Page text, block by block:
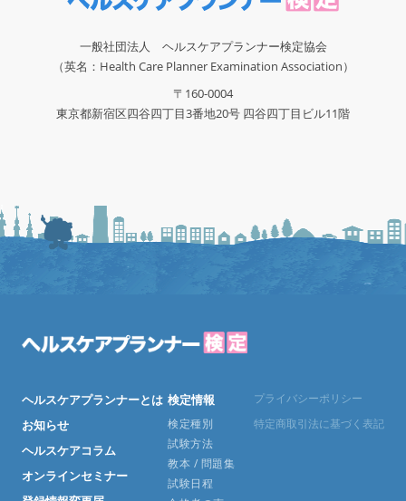
一般社団法人 ヘルスケアプランナー検定協会
（英名：Health Care Planner Examination Association）
〒160-0004
東京都新宿区四谷四丁目3番地20号 四谷四丁目ビル11階
ヘルスケアプランナーとは
お知らせ
ヘルスケアコラム
オンラインセミナー
検定情報
検定種別
試験方法
教本 / 問題集
試験日程
プライバシーポリシー
特定商取引法に基づく表記